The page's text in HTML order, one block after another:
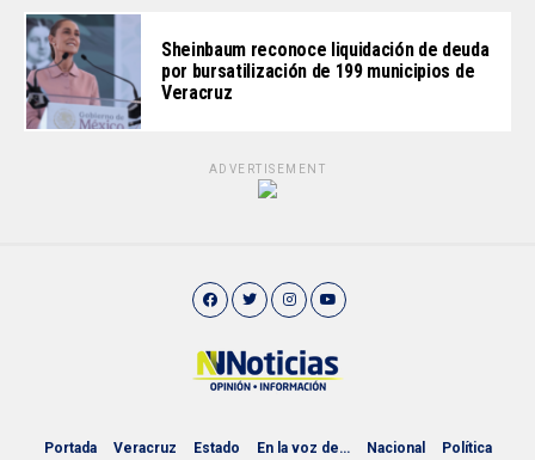
Sheinbaum reconoce liquidación de deuda
por bursatilización de 199 municipios de
Veracruz
ADVERTISEMENT
Portada Veracruz Estado En la voz de… Nacional
Política